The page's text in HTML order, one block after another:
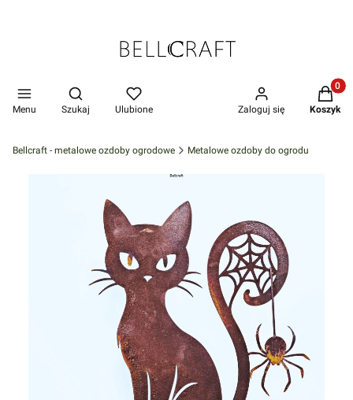
Menu
Otwórz wyszukiwarkę
Szukaj Ulubione Zaloguj się Koszyk
Bellcraft - metalowe ozdoby ogrodowe Metalowe ozdoby do ogrodu